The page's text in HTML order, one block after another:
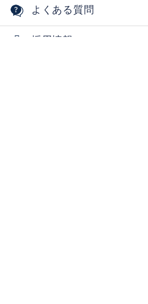
よくある質問
採用情報